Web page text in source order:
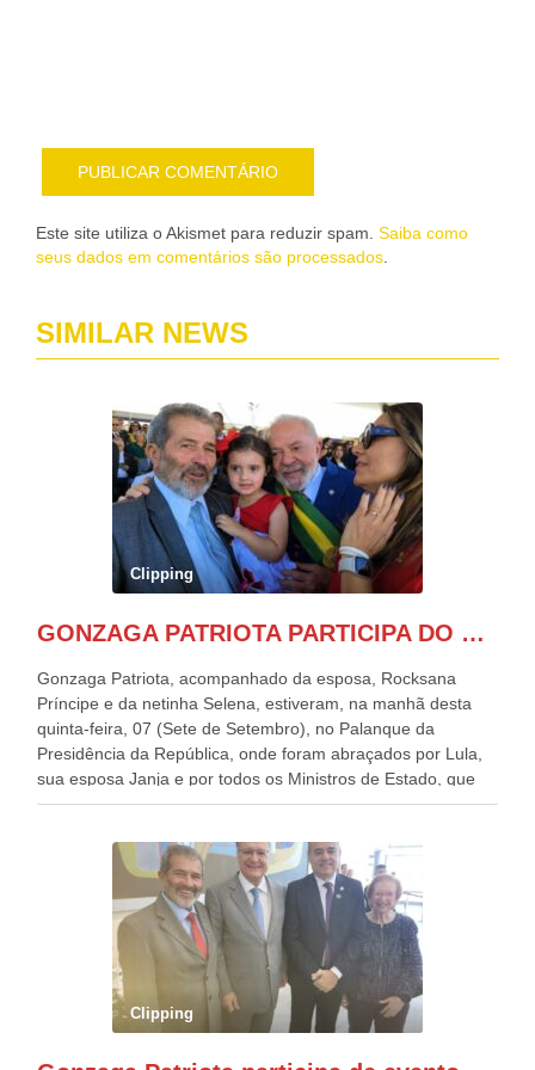
Este site utiliza o Akismet para reduzir spam. Saiba como
seus dados em comentários são processados
SIMILAR NEWS
Clipping
GONZAGA PATRIOTA PARTICIPA DO DESFILE DA INDEPENDÊNCIA NO PALANQUE DA PRESIDÊNCIA DA REPÚBLICA E É ABRAÇADO POR LULA E POR GERALDO ALCKMIN.
Gonzaga Patriota, acompanhado da esposa, Rocksana
Príncipe e da netinha Selena, estiveram, na manhã desta
quinta-feira, 07 (Sete de Setembro), no Palanque da
Presidência da República, onde foram abraçados por Lula,
sua esposa Janja e por todos os Ministros de Estado, que
estavam presentes, nos Desfiles da Independência da
outros desfiles, na Esplanada dos Ministérios, disse ter sido
o deste ano, o maior e o mais organizado de todos. “Há
quatro décadas, como Patriota até no nome, participo
anualmente dos desfiles de Sete de Setembro, na
Esplanada dos Ministérios, em Brasília. Este ano, o governo
preparou espaços com cadeiras e coberturas, para 30.000
pessoas, só que o número de Patriotas Brasileiros
Independentes, dobrou na Esplanada. Eu, Lula e os
Clipping